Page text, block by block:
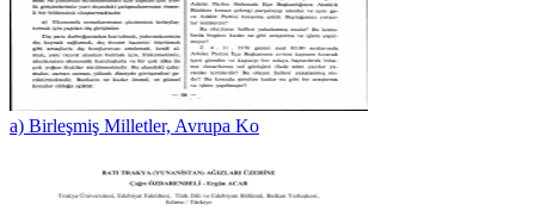
a) Birleşmiş Milletler, Avrupa Ko